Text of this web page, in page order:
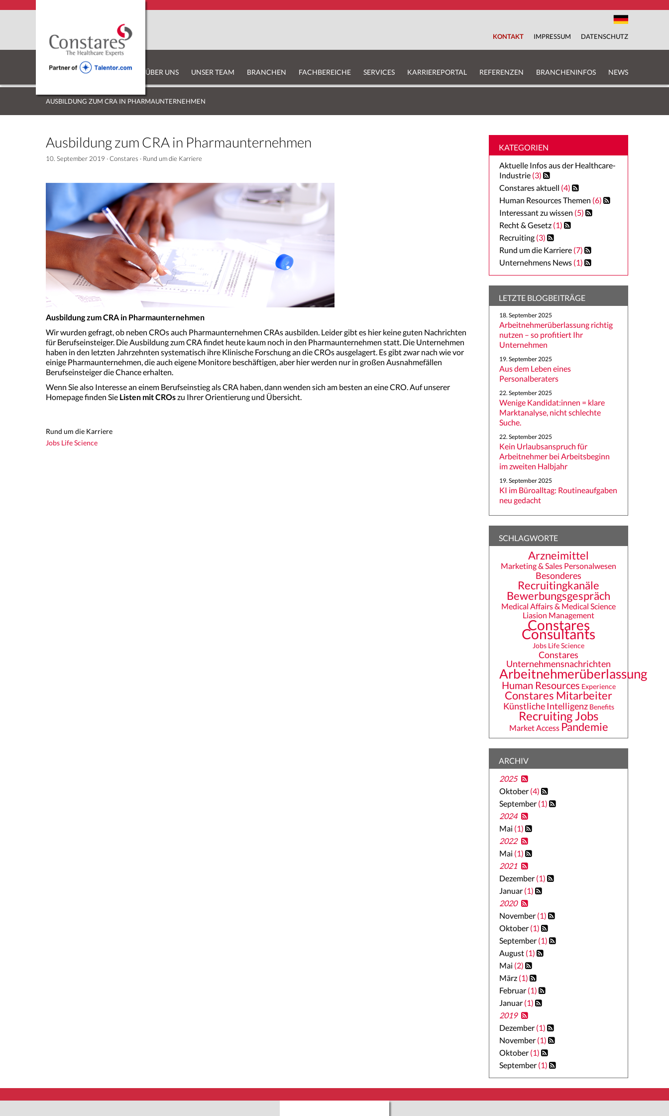
KONTAKT IMPRESSUM DATENSCHUTZ
ÜBER UNS UNSER TEAM BRANCHEN FACHBEREICHE SERVICES KARRIEREPORTAL REFERENZEN BRANCHENINFOS NEWS
AUSBILDUNG ZUM CRA IN PHARMAUNTERNEHMEN
Ausbildung zum CRA in Pharmaunternehmen
10. September 2019 ·Constares · Rund um die Karriere
Ausbildung zum CRA in Pharmaunternehmen
Wir wurden gefragt, ob neben CROs auch Pharmaunternehmen CRAs ausbilden. Leider gibt es hier keine guten Nachrichten
für Berufseinsteiger. Die Ausbildung zum CRA findet heute kaum noch in den Pharmaunternehmen statt. Die Unternehmen
haben in den letzten Jahrzehnten systematisch ihre Klinische Forschung an die CROs ausgelagert. Es gibt zwar nach wie vor
einige Pharmaunternehmen, die auch eigene Monitore beschäftigen, aber hier werden nur in großen Ausnahmefällen
Berufseinsteiger die Chance erhalten.
Wenn Sie also Interesse an einem Berufseinstieg als CRA haben, dann wenden sich am besten an eine CRO. Auf unserer
Homepage finden Sie Listen mit CROszu Ihrer Orientierung und Übersicht.
Rund um die Karriere
Jobs Life Science
KATEGORIEN
Aktuelle Infos aus der Healthcare-
Industrie (3)
Constares aktuell (4)
Human Resources Themen (6)
Interessant zu wissen (5)
Recht & Gesetz (1)
Recruiting (3)
Rund um die Karriere (7)
Unternehmens News (1)
LETZTE BLOGBEITRÄGE
18. September 2025
Arbeitnehmerüberlassung richtig
nutzen – so profitiert Ihr
Unternehmen
19. September 2025
Aus dem Leben eines
Personalberaters
22. September 2025
Wenige Kandidat:innen = klare
Marktanalyse, nicht schlechte
Suche.
22. September 2025
Kein Urlaubsanspruch für
Arbeitnehmer bei Arbeitsbeginn
im zweiten Halbjahr
19. September 2025
KI im Büroalltag: Routineaufgaben
neu gedacht
SCHLAGWORTE
Arzneimittel
Marketing & Sales Personalwesen
Besonderes
Recruitingkanäle
Bewerbungsgespräch
Medical Affairs & Medical Science
Liasion Management
Constares
Consultants
Jobs Life Science
Constares
Unternehmensnachrichten
Arbeitnehmerüberlassung
Human Resources Experience
Constares Mitarbeiter
Künstliche Intelligenz Benefits
Recruiting Jobs
Market Access Pandemie
ARCHIV
2025
Oktober (4)
September (1)
2024
Mai (1)
2022
Mai (1)
2021
Dezember (1)
Januar (1)
2020
November (1)
Oktober (1)
September (1)
August (1)
Mai (2)
März (1)
Februar (1)
Januar (1)
2019
Dezember (1)
November (1)
Oktober (1)
September (1)